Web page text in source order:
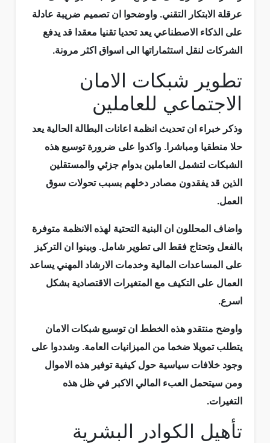
عرقلة الابتكار التقني. واوضحوا ان تصميم ضريبة عادلة
على الذكاء الاصطناعي يعد تحديا تقنيا معقدا قد يدفع
الشركات لنقل استثماراتها الى اسواق اكثر مرونة.
تطوير شبكات الامان
الاجتماعي للعاملين
وذكر خبراء ان تحديث انظمة اعانات البطالة الحالية يعد
حلا منطقيا ومباشرا. واكدوا على ضرورة توسيع هذه
الشبكات لتشمل العاملين بدوام جزئي والمستقلين
الذين قد يفقدون مصادر دخلهم بسبب تحولات سوق
العمل.
واضاف المحللون ان البنية التحتية لهذه الانظمة متوفرة
بالفعل وتحتاج فقط الى تطوير شامل. وبينوا ان التركيز
على المساعدات المالية وخدمات الارشاد المهني يساعد
العمال على التكيف مع المتغيرات الاقتصادية بشكل
اسرع.
واوضح منتقدو هذه الخطط ان توسيع شبكات الامان
يتطلب تمويلا ضخما من الميزانيات العامة. وشددوا على
وجود خلافات سياسية حول كيفية توفير هذه الاموال
ومن سيتحمل العبء المالي الاكبر في ظل هذه
التغيرات.
تأهيل الكوادر البشرية